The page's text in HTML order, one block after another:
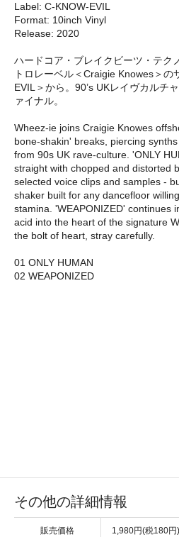
Label: C-KNOW-EVIL
Format: 10inch Vinyl
Release: 2020
ハードコア・ブレイクビーツ・テク
トロレーベル＜Craigie Knowes＞の
EVIL＞から。90’s UKレイヴカルチ
ァイナル。
Wheez-ie joins Craigie Knowes
bone-shakin' breaks, piercing
from 90s UK rave-culture. 'ONLY
straight with chopped and distorted
selected voice clips and samples -
shaker built for any dancefloor
stamina. 'WEAPONIZED' continues
acid into the heart of the signature
the bolt of heart, stray carefully.
01 ONLY HUMAN
02 WEAPONIZED
その他の詳細情報
販売価格 1,980円(税180円)